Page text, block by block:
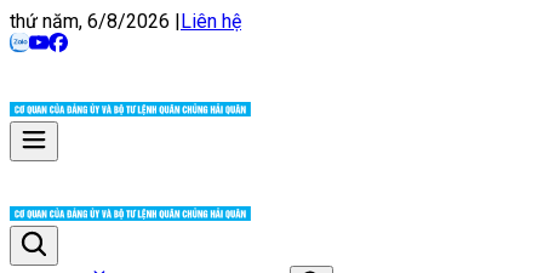
thứ năm, 6/8/2026 |Liên hệ